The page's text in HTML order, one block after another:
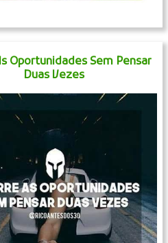
Oportunidades Sem Pensar
Duas Vezes